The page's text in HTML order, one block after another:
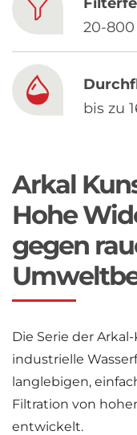
20-
bis zu
Arkal
Hohe
gegen
Die Serie der
industrielle
langlebigen,
Filtration von
entwickelt.